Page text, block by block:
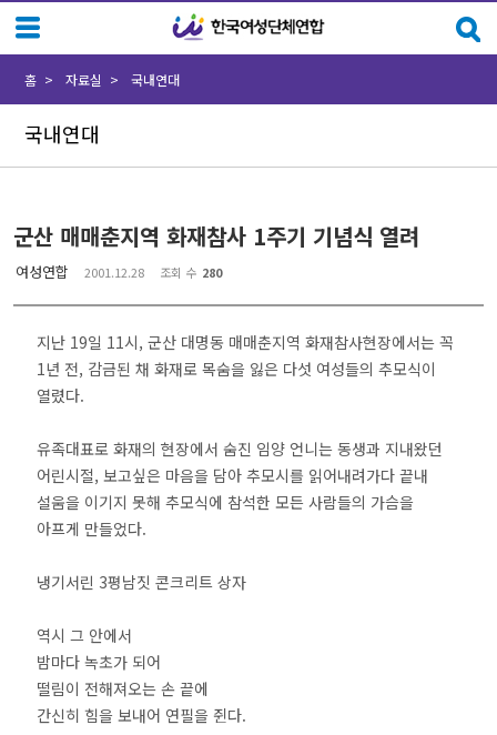
국내연대
홈 자료실 국내연대
군산 매매춘지역 화재참사 1주기 기념식 열려
여성연합 2001.12.28 조회 수 280
지난 19일 11시, 군산 대명동 매매춘지역 화재참사현장에서는 꼭
1년 전, 감금된 채 화재로 목숨을 잃은 다섯 여성들의 추모식이
열렸다.
유족대표로 화재의 현장에서 숨진 임양 언니는 동생과 지내왔던
어린시절, 보고싶은 마음을 담아 추모시를 읽어내려가다 끝내
설움을 이기지 못해 추모식에 참석한 모든 사람들의 가슴을
아프게 만들었다.
냉기서린 3평남짓 콘크리트 상자
역시 그 안에서
밤마다 녹초가 되어
떨림이 전해져오는 손 끝에
간신히 힘을 보내어 연필을 쥔다.